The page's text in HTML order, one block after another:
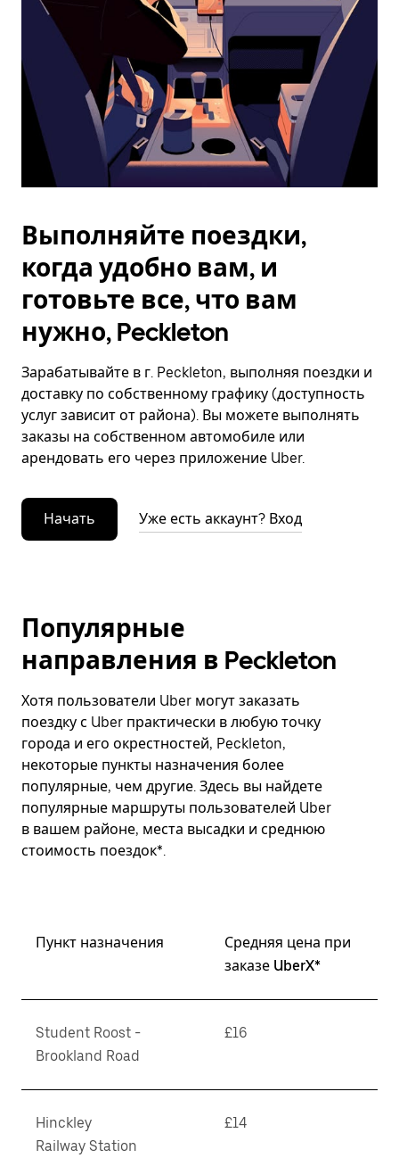
Выполняйте поездки,
когда удобно вам, и
готовьте все, что вам
нужно, Peckleton
Зарабатывайте в г. Peckleton, выполняя поездки и
доставку по собственному графику (доступность
услуг зависит от района). Вы можете выполнять
заказы на собственном автомобиле или
арендовать его через приложение Uber.
Начать Уже есть аккаунт? Вход
Популярные
направления в Peckleton
Хотя пользователи Uber могут заказать
поездку с Uber практически в любую точку
города и его окрестностей, Peckleton,
некоторые пункты назначения более
популярные, чем другие. Здесь вы найдете
популярные маршруты пользователей Uber
в вашем районе, места высадки и среднюю
стоимость поездок*.
Пункт назначения
Средняя цена при
заказе UberX*
Student Roost -
Brookland Road
£16
Hinckley
Railway Station
£14